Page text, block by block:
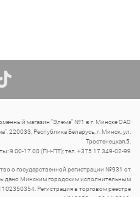
магазин "Элема" №1 в г. Минске ОАО
220033, Республика Беларусь, г. Минск, ул.
Тростенецкая,5.
9.00-17.00 (ПН-ПТ); тел. +375 17 349-02-99
о государственной регистрации №931 от
Минским городским исполнительным
Регистрация в торговом реестре